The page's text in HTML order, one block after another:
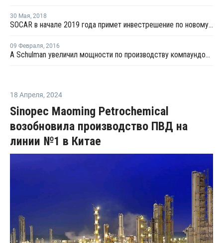
30 Мая, 2018
SOCAR в начале 2019 года примет инвестрешение по новому нефтехимическому комплексу в Турции
09 Февраля, 2016
A Schulman увеличил мощности по производству компаундов в Германии
18 Апреля, 2024
Sinopec Maoming Petrochemical
возобновила производство ПВД на
линии №1 в Китае